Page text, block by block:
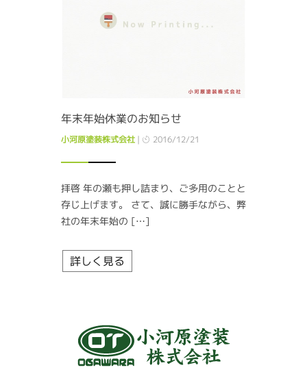
年末年始休業のお知らせ
小河原塗装株式会社 | 2016/12/21
拝啓 年の瀬も押し詰まり、ご多用のことと
存じ上げます。 さて、誠に勝手ながら、弊
社の年末年始の […]
詳しく見る